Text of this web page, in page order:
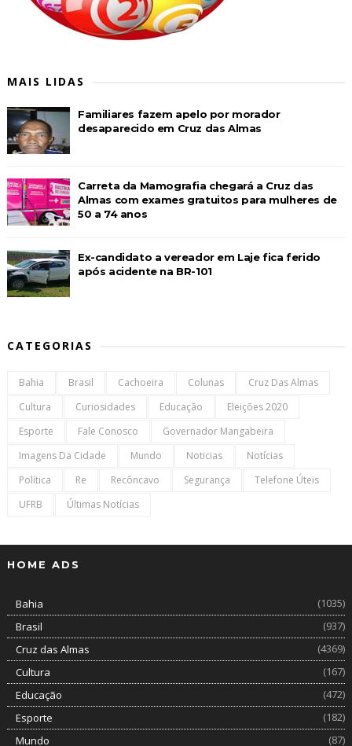
MAIS LIDAS
Familiares fazem apelo por morador
desaparecido em Cruz das Almas
Carreta da Mamografia chegará a Cruz das
Almas com exames gratuitos para mulheres de
50 a 74 anos
Ex-candidato a vereador em Laje fica ferido
após acidente na BR-101
CATEGORIAS
Bahia Brasil Cachoeira Colunas
Cruz Das Almas
Cultura
Curiosidades Educação
Eleições 2020
Esporte
Fale Conosco
Governador Mangabeira
Imagens Da Cidade
Mundo Noticias
Notícias
Política
Re Recôncavo Segurança
Telefone Úteis
UFRB
Últimas Notícias
HOME ADS
Bahia
(1035)
Brasil
(937)
Cruz das Almas
(4369)
Cultura
(167)
Educação
(472)
Esporte
(182)
Mundo
(87)